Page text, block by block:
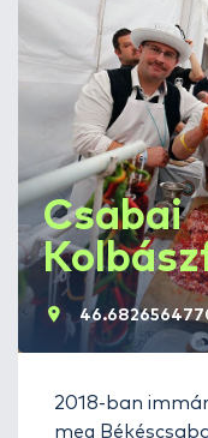
Csabai
2018-ban
meg